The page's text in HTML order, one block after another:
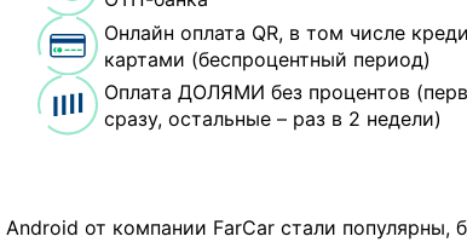
Онлайн оплата QR, в том числе
картами (беспроцентный период)
Оплата ДОЛЯМИ без процентов
сразу, остальные – раз в 2 недели)
от компании FarCar стали популярны,